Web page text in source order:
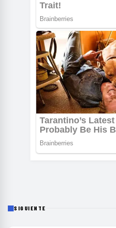
SIGUIENTE